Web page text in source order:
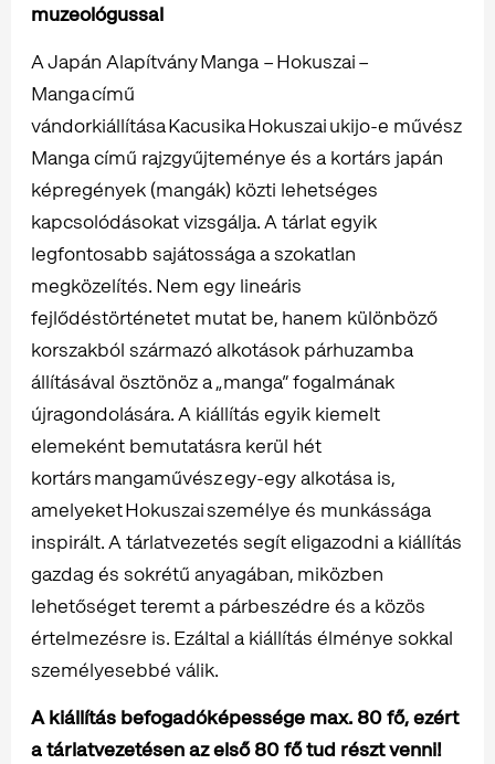
muzeológussal
A Japán Alapítvány Manga – Hokuszai –
Manga című
vándorkiállítása Kacusika Hokuszai ukijo-e művész
Manga című rajzgyűjteménye és a kortárs japán
képregények (mangák) közti lehetséges
kapcsolódásokat vizsgálja. A tárlat egyik
legfontosabb sajátossága a szokatlan
megközelítés. Nem egy lineáris
fejlődéstörténetet mutat be, hanem különböző
korszakból származó alkotások párhuzamba
állításával ösztönöz a „manga” fogalmának
újragondolására. A kiállítás egyik kiemelt
elemeként bemutatásra kerül hét
kortárs mangaművész egy-egy alkotása is,
amelyeket Hokuszai személye és munkássága
inspirált. A tárlatvezetés segít eligazodni a kiállítás
gazdag és sokrétű anyagában, miközben
lehetőséget teremt a párbeszédre és a közös
értelmezésre is. Ezáltal a kiállítás élménye sokkal
személyesebbé válik.
A kiállítás befogadóképessége max. 80 fő, ezért
a tárlatvezetésen az első 80 fő tud részt venni!